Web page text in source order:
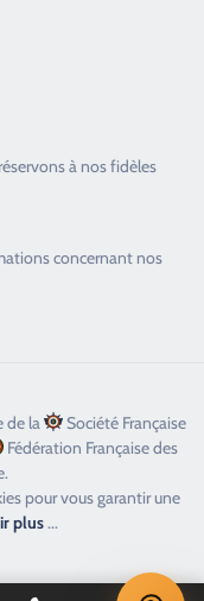
à nos fidèles
concernant nos
de la
Société Française
Fédération Française des
pour vous garantir une
plus...